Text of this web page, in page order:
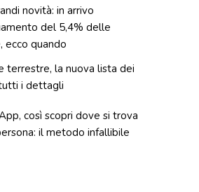
novità: in arrivo
del 5,4% delle
ecco quando
terrestre, la nuova lista dei
i dettagli
così scopri dove si trova
il metodo infallibile